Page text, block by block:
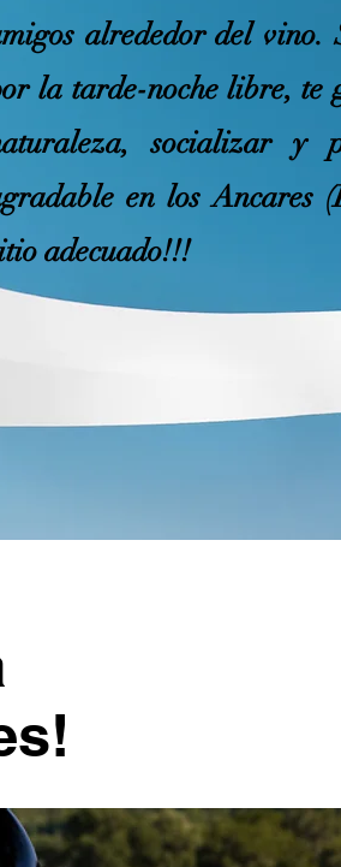
alrededor del vino.
la tarde-noche libre, te
socializar y
en los Ancares
adecuado!!!